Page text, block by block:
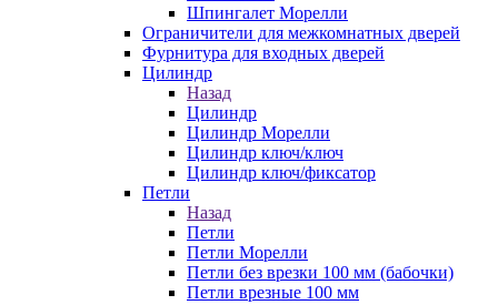
Шпингалет Морелли
Ограничители для межкомнатных дверей
Фурнитура для входных дверей
Цилиндр
Назад
Цилиндр
Цилиндр Морелли
Цилиндр ключ/ключ
Цилиндр ключ/фиксатор
Петли
Назад
Петли
Петли Морелли
Петли без врезки 100 мм (бабочки)
Петли врезные 100 мм